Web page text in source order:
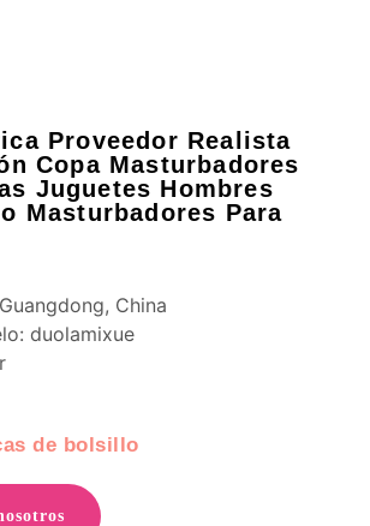
Proveedor Realista
Copa Masturbadores
Juguetes Hombres
Masturbadores Para
China
duolamixue
de bolsillo